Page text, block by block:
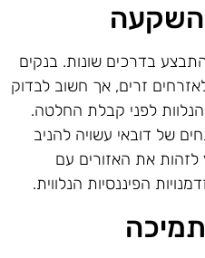
השקעה
בדרכים שונות. בנקים
זרים, אך חשוב לבדוק
לפני קבלת החלטה.
של דובאי עשויה להניב
לזהות את האזורים עם
הפיננסיות הנלווית.